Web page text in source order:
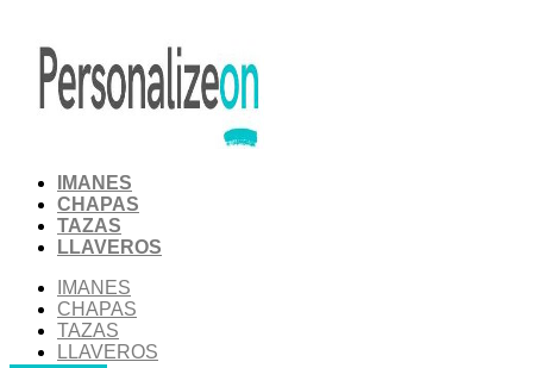
contenido
IMANES
CHAPAS
TAZAS
LLAVEROS
IMANES
CHAPAS
TAZAS
LLAVEROS